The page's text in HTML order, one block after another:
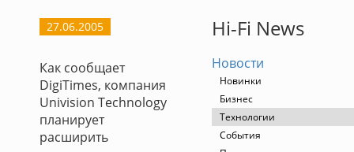
27.06.2005
Как сообщает
DigiTimes, компания
Univision Technology
планирует
расширить
Hi-Fi News
Новости
Новинки
Бизнес
Технологии
События